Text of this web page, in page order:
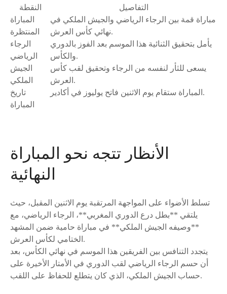
النقطة
التفاصيل
المباراة
المنتظرة
مباراة قمة بين الرجاء الرياضي والجيش الملكي في
نهائي كأس العرش.
الرجاء
الرياضي
يأمل بتحقيق الثنائية هذا الموسم بعد الفوز بالدوري
والكأس.
الجيش
الملكي
يسعى للثأر لنفسه من الرجاء وتحقيق لقب كأس
العرش.
تاريخ
المباراة
المباراة ستقام يوم الاثنين فاتح يوليوز في أكادير.
الأنظار تتجه نحو المباراة
النهائية
تسلط الأضواء على المواجهة المرتقبة يوم الاثنين المقبل، حيث
يلتقي **بطل درع الدوري المغربي**، الرجاء الرياضي، مع
**وصيفه الجيش الملكي** في مباراة حامية ضمن المشهد
الختامي لكأس العرش.
يتجدد التنافس بين الفريقين هذا الموسم في نهائي الكأس، بعد
أن حسم الرجاء الرياضي لقب الدوري في الأمتار الأخيرة على
حساب الجيش الملكي، الذي كان يتطلع للحفاظ على اللقب.